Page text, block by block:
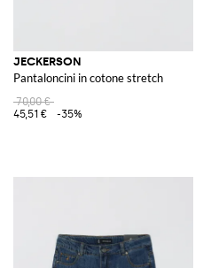
JECKERSON
Pantaloncini in cotone stretch
70,00 €
45,51 €
-35%